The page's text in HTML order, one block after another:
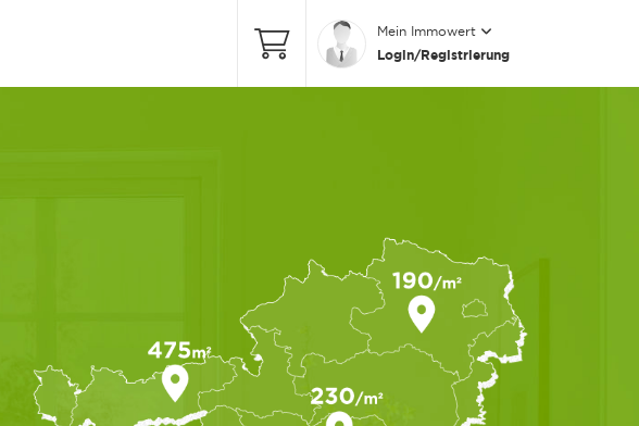
Mein Immowert
Login/Registrierung